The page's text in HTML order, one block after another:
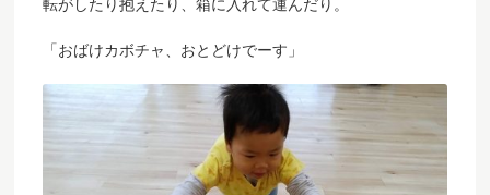
転がしたり抱えたり、箱に入れて運んだり。
「おばけカボチャ、おとどけでーす」